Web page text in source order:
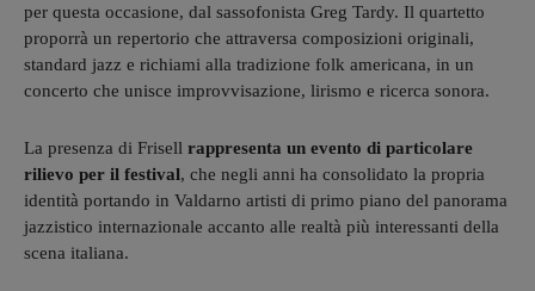
per questa occasione, dal sassofonista Greg Tardy. Il quartetto
proporrà un repertorio che attraversa composizioni originali,
standard jazz e richiami alla tradizione folk americana, in un
concerto che unisce improvvisazione, lirismo e ricerca sonora.
La presenza di Frisell rappresenta un evento di particolare
rilievo per il festival, che negli anni ha consolidato la propria
identità portando in Valdarno artisti di primo piano del panorama
jazzistico internazionale accanto alle realtà più interessanti della
scena italiana.